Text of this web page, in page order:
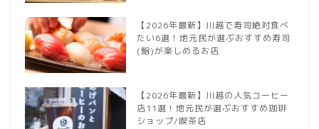
【2026年最新】川越で寿司絶対食べ
たい6選！地元民が選ぶおすすめ寿司
(鮨)が楽しめるお店
【2026年最新】川越の人気コーヒー
店11選！地元民が選ぶおすすめ珈琲
ショップ/喫茶店